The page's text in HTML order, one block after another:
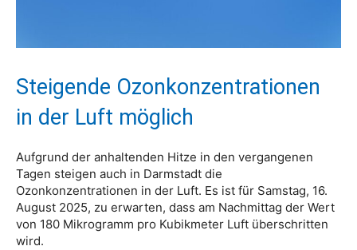
Steigende Ozonkonzentrationen
in der Luft möglich
Aufgrund der anhaltenden Hitze in den vergangenen
Tagen steigen auch in Darmstadt die
Ozonkonzentrationen in der Luft. Es ist für Samstag, 16.
August 2025, zu erwarten, dass am Nachmittag der Wert
von 180 Mikrogramm pro Kubikmeter Luft überschritten
wird.